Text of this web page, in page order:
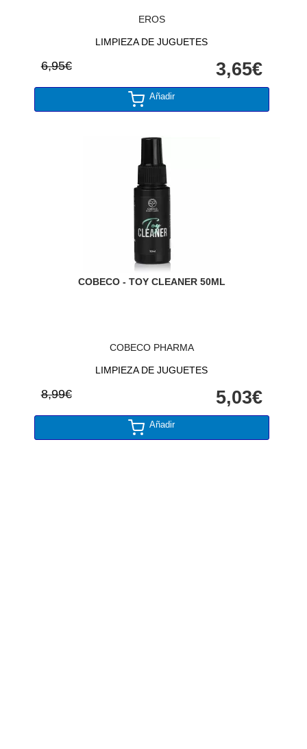
EROS
LIMPIEZA DE JUGUETES
6,95€ 3,65€
Añadir
COBECO - TOY CLEANER 50ML
COBECO PHARMA
LIMPIEZA DE JUGUETES
8,99€ 5,03€
Añadir